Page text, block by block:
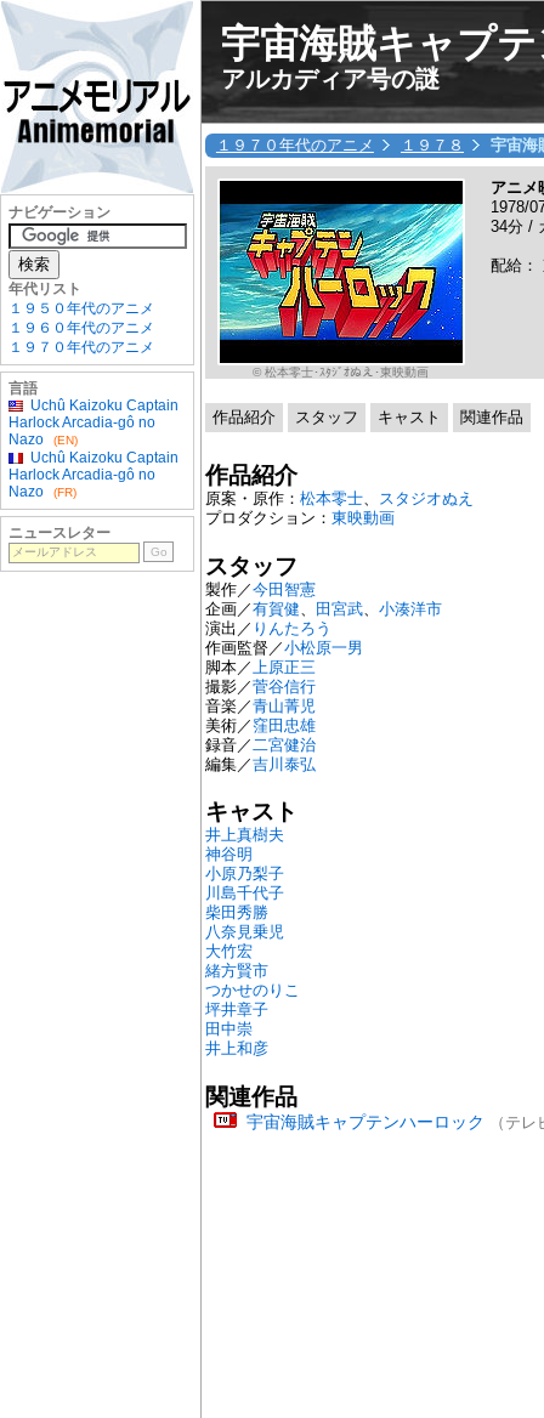
宇宙海賊キャプ
アルカディア号の謎
１９７０年代のアニメ １９７８ 宇宙海
© 松本零士･ｽﾀｼﾞｵぬえ･東映動画
アニメ
1978/
34分 /
配給：
作品紹介 スタッフ キャスト 関連作品
作品紹介
原案・原作： 松本零士、
スタジオぬえ
プロダクション： 東映動画
スタッフ
製作／今田智憲
企画／有賀健 田宮武、 小湊洋市
演出／ りんたろう
作画監督／小松原一男
脚本／ 上原正三
撮影／菅谷信行
音楽／青山菁児
美術／窪田忠雄
録音／ 二宮健治
編集／吉川泰弘
キャスト
井上真樹夫
神谷明
小原乃梨子
川島千代子
柴田秀勝
八奈見乗児
大竹宏
緒方賢市
つかせのりこ
坪井章子
田中崇
井上和彦
関連作品
宇宙海賊キャプテンハーロック （テレ
ナビゲーション
年代リスト
１９５０年代のアニメ
１９６０年代のアニメ
１９７０年代のアニメ
言語
Uchû Kaizoku Captain
Harlock Arcadia-gô no
Nazo
(EN)
Uchû Kaizoku Captain
Harlock Arcadia-gô no
Nazo
(FR)
ニュースレター